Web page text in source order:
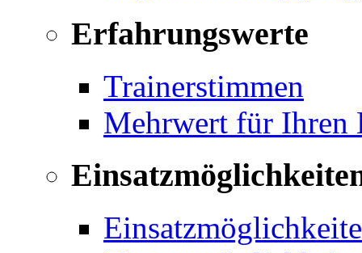
Erfahrungswerte
Trainerstimmen
Mehrwert für Ihren